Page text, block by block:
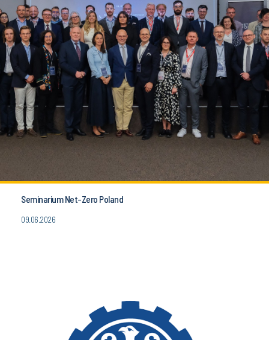
Seminarium Net-Zero Poland
09.06.2026